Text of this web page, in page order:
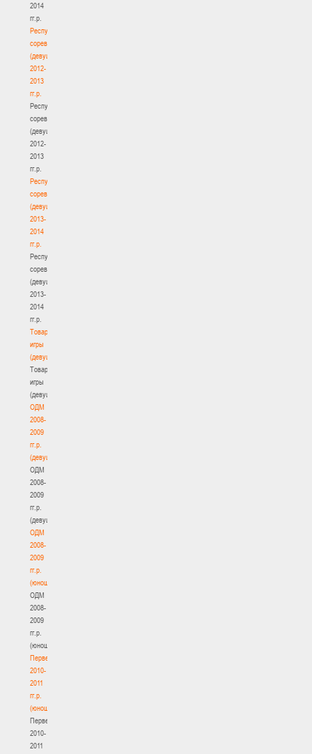
2014
гг.р.
Республиканские
соревнования
(девушки)
2012-
2013
гг.р.
Республиканские
соревнования
(девушки)
2012-
2013
гг.р.
Республиканские
соревнования
(девушки)
2013-
2014
гг.р.
Республиканские
соревнования
(девушки)
2013-
2014
гг.р.
Товарищеские
игры
(девушки)
Товарищеские
игры
(девушки)
ОДМ
2008-
2009
гг.р.
(девушки)
ОДМ
2008-
2009
гг.р.
(девушки)
ОДМ
2008-
2009
гг.р.
(юноши)
ОДМ
2008-
2009
гг.р.
(юноши)
Первенство
2010-
2011
гг.р.
(юноши)
Первенство
2010-
2011